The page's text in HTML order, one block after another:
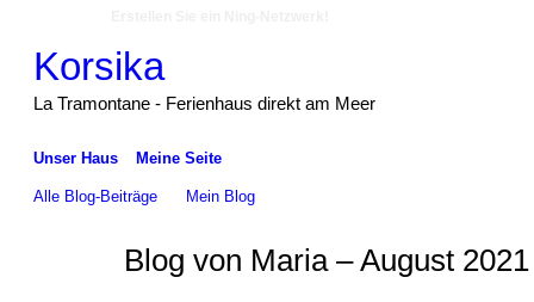
Korsika
La Tramontane - Ferienhaus direkt am Meer
Unser Haus Meine Seite
Alle Blog-Beiträge Mein Blog
Blog von Maria – August